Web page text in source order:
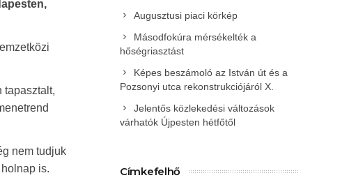
tapasztalt,
nem tudjuk
is.
Augusztusi piaci körkép
Másodfokúra mérsékelték a
hőségriasztást
Képes beszámoló az István út és a
Pozsonyi utca rekonstrukciójáról X.
Jelentős közlekedési változások
várhatók Újpesten hétfőtől
Címkefelhő